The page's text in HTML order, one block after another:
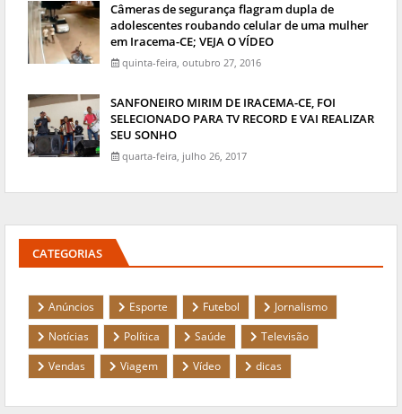
Câmeras de segurança flagram dupla de
adolescentes roubando celular de uma mulher
em Iracema-CE; VEJA O VÍDEO
quinta-feira, outubro 27, 2016
SANFONEIRO MIRIM DE IRACEMA-CE, FOI
SELECIONADO PARA TV RECORD E VAI REALIZAR
SEU SONHO
quarta-feira, julho 26, 2017
CATEGORIAS
Anúncios Esporte Futebol
Jornalismo
Notícias
Política Saúde
Televisão
Vendas
Viagem Vídeo dicas